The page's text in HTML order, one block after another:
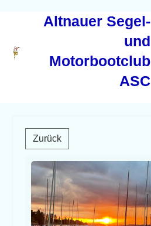
Altnauer Segel-
und
Motorbootclub
ASC
Zurück